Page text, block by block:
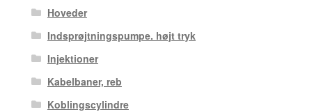
Hoveder
Indsprøjtningspumpe. højt tryk
Injektioner
Kabelbaner, reb
Koblingscylindre